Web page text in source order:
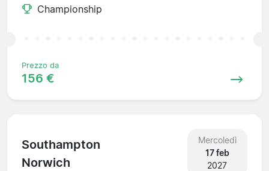
Championship
Prezzo da
156 €
Southampton
Norwich
Mercoledì
17 feb
2027